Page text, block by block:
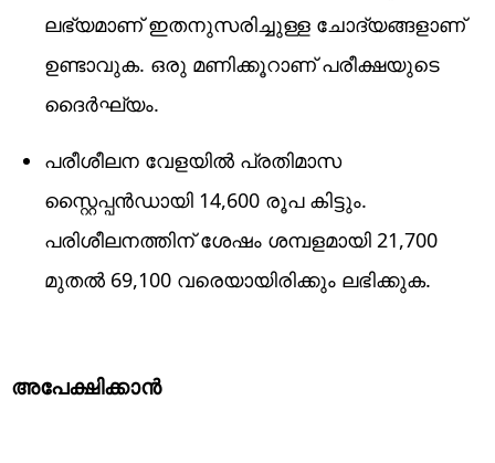
ലഭ്യമാണ് ഇതനുസരിച്ചുള്ള ചോദ്യങ്ങളാണ്
ഉണ്ടാവുക. ഒരു മണിക്കൂറാണ് പരീക്ഷയുടെ
ദൈർഘ്യം.
പരീശീലന വേളയിൽ പ്രതിമാസ
സ്റ്റൈപ്പൻഡായി 14,600 രൂപ കിട്ടും.
പരിശീലനത്തിന് ശേഷം ശമ്പളമായി 21,700
മുതൽ 69,100 വരെയായിരിക്കും ലഭിക്കുക.
അപേക്ഷിക്കാൻ